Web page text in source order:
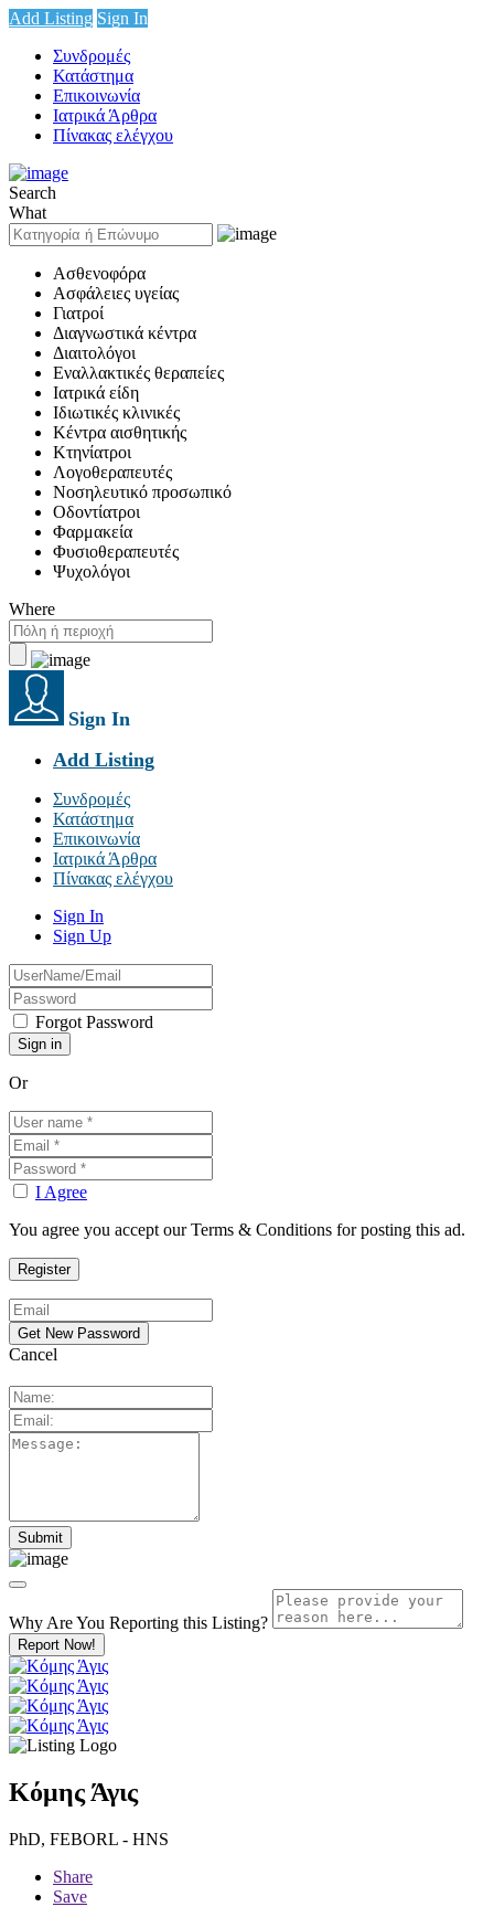
Add Listing Sign In
Συνδρομές
Κατάστημα
Επικοινωνία
Ιατρικά Άρθρα
Πίνακας ελέγχου
Search
What
Ασθενοφόρα
Ασφάλειες υγείας
Γιατροί
Διαγνωστικά κέντρα
Διαιτολόγοι
Εναλλακτικές θεραπείες
Ιατρικά είδη
Ιδιωτικές κλινικές
Κέντρα αισθητικής
Κτηνίατροι
Λογοθεραπευτές
Νοσηλευτικό προσωπικό
Οδοντίατροι
Φαρμακεία
Φυσιοθεραπευτές
Ψυχολόγοι
Where
Sign In
Add Listing
Συνδρομές
Κατάστημα
Επικοινωνία
Ιατρικά Άρθρα
Πίνακας ελέγχου
Sign In
Sign Up
Forgot Password
Or
I Agree
You agree you accept our Terms & Conditions for posting this ad.
Cancel
Why Are You Reporting this Listing?
Report Now!
Κόμης Άγις
PhD, FEBORL - HNS
Share
Save